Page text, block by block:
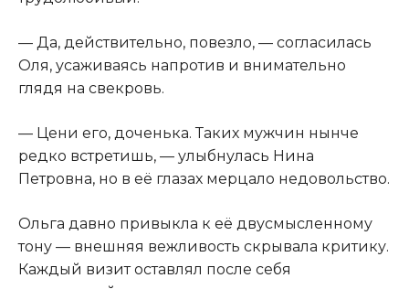
— Да, действительно, повезло, — согласилась
Оля, усаживаясь напротив и внимательно
глядя на свекровь.
— Цени его, доченька. Таких мужчин нынче
редко встретишь, — улыбнулась Нина
Петровна, но в её глазах мерцало недовольство.
Ольга давно привыкла к её двусмысленному
тону — внешняя вежливость скрывала критику.
Каждый визит оставлял после себя